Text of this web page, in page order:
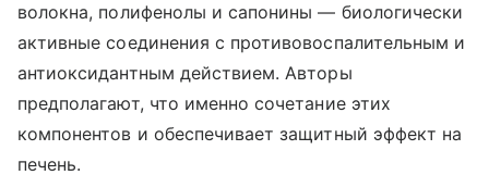
волокна, полифенолы и сапонины — биологически
активные соединения с противовоспалительным и
антиоксидантным действием. Авторы
предполагают, что именно сочетание этих
компонентов и обеспечивает защитный эффект на
печень.